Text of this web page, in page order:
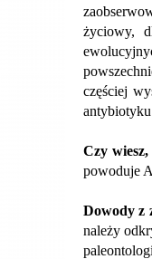
życiowy,
częściej
Czy
powoduje
Dowody z
należy